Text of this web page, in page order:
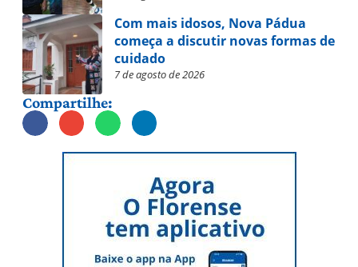
Com mais idosos, Nova Pádua
começa a discutir novas formas de
cuidado
7 de agosto de 2026
Compartilhe: